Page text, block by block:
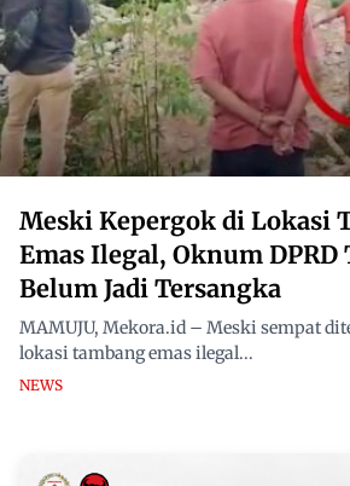
Meski Kepergok di Lokasi
Emas Ilegal, Oknum DPRD
Belum Jadi Tersangka
MAMUJU, Mekora.id – Meski sempat
lokasi tambang emas ilegal...
NEWS